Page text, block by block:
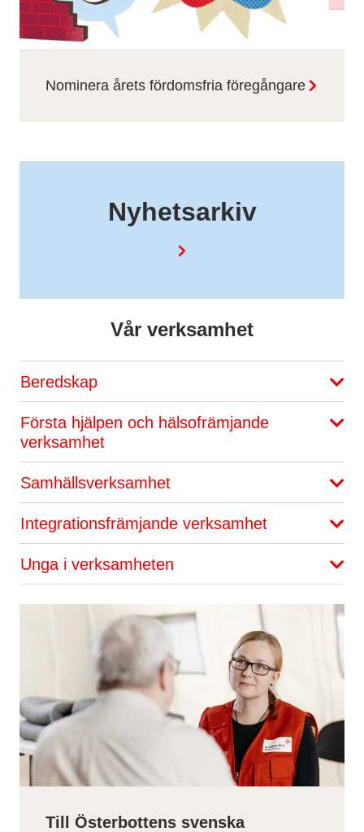
Nominera årets fördomsfria föregångare
Nyhetsarkiv
Vår verksamhet
Beredskap
Första hjälpen och hälsofrämjande
verksamhet
Samhällsverksamhet
Integrationsfrämjande verksamhet
Unga i verksamheten
Till Österbottens svenska